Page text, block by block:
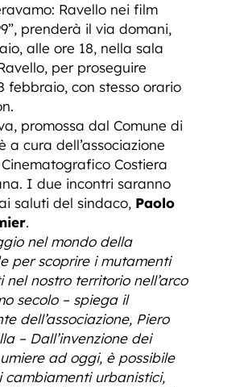
Ravello nei film
prenderà il via domani,
alle ore 18, nella sala
per proseguire
febbraio, con stesso orario
promossa dal Comune di
a cura dell’associazione
Costiera
I due incontri saranno
saluti del sindaco, Paolo
.
nel mondo della
per scoprire i mutamenti
nel nostro territorio nell’arco
secolo – spiega il
dell’associazione, Piero
– Dall’invenzione dei
ad oggi, è possibile
cambiamenti urbanistici,